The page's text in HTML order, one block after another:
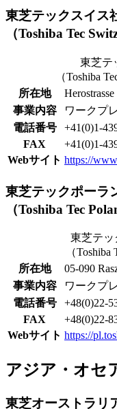
東芝テックスイス
（Toshiba Tec
東芝テ
（Toshiba
所在地
事業内容
ワークプ
電話番号
+41(0)1-
FAX
+41(0)1-
Webサイト https://
東芝テックポーラ
（Toshiba Tec
東芝テッ
（Toshiba
所在地
05-090
事業内容
ワークプ
電話番号
+48(0)22-
FAX
+48(0)22-
Webサイト https://
アジア・オセ
東芝オーストラリ